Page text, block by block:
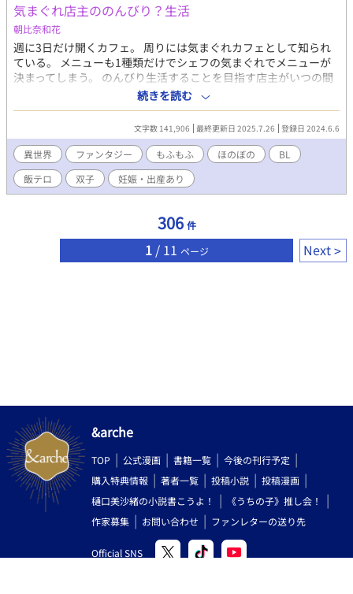
気まぐれ店主ののんびり？生活
朝比奈和花
週に3日だけ開くカフェ。 周りには気まぐれカフェとして知られ
ている。 メニューも1種類だけでシェフの気まぐれでメニューが
決まってしまう。 のんびり生活することを目指す店主がいつの間
にかあれやこれやと過ごしていく、オチなしヤマなしのほのぼの
話です。
続きを読む
文字数 141,906 最終更新日 2025.7.26 登録日 2024.6.6
異世界 ファンタジー もふもふ ほのぼの
BL
飯テロ
双子 妊娠・出産あり
306 件
1/ 11 ページ Next
&arche
TOP 公式漫画 書籍一覧
今後の刊行予定
購入特典情報
著者一覧 投稿小説
投稿漫画
樋口美沙緒の小説書こうよ！
《うちの子》推し会！
作家募集
お問い合わせ ファンレターの送り先
Official SNS